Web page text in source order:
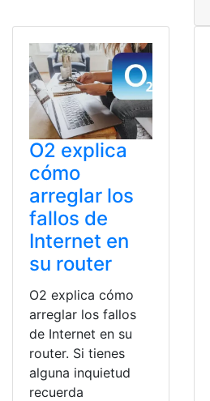
O2 explica
cómo
arreglar los
fallos de
Internet en
su router
O2 explica cómo
arreglar los fallos
de Internet en su
router. Si tienes
alguna inquietud
recuerda